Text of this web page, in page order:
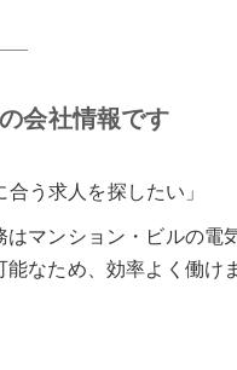
会社情報です
う求人を探したい」
マンション・ビルの電
なため、効率よく働け